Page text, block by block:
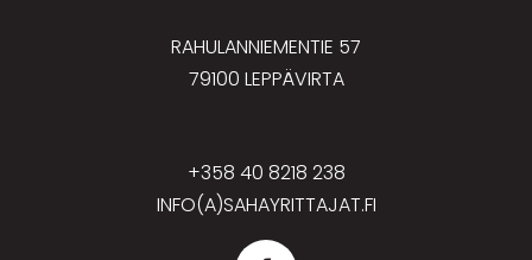
RAHULANNIEMENTIE 57
79100 LEPPÄVIRTA
+358 40 8218 238
INFO(A)SAHAYRITTAJAT.FI